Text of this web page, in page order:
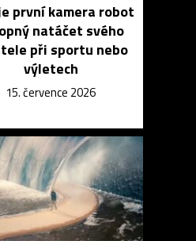
první kamera robot
natáčet svého
při sportu nebo
výletech
15. července 2026